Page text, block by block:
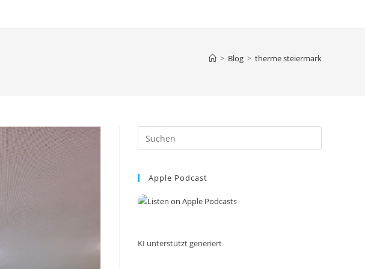
> Blog > therme steiermark
Escape
Apple Podcast
KI unterstützt generiert